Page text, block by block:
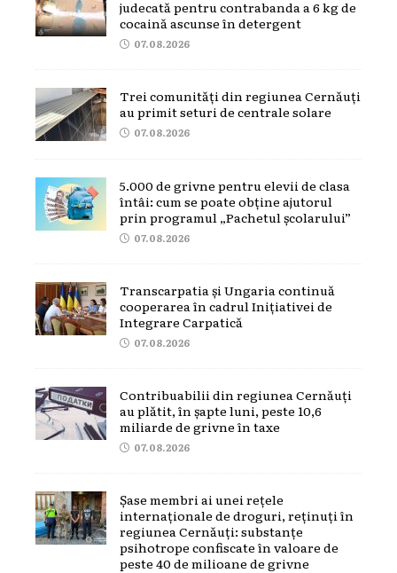
judecată pentru contrabanda a 6 kg de
cocaină ascunse în detergent
07.08.2026
Trei comunități din regiunea Cernăuți
au primit seturi de centrale solare
07.08.2026
5.000 de grivne pentru elevii de clasa
întâi: cum se poate obține ajutorul
prin programul „Pachetul școlarului”
07.08.2026
Transcarpatia și Ungaria continuă
cooperarea în cadrul Inițiativei de
Integrare Carpatică
07.08.2026
Contribuabilii din regiunea Cernăuți
au plătit, în șapte luni, peste 10,6
miliarde de grivne în taxe
07.08.2026
Șase membri ai unei rețele
internaționale de droguri, reținuți în
regiunea Cernăuți: substanțe
psihotrope confiscate în valoare de
peste 40 de milioane de grivne